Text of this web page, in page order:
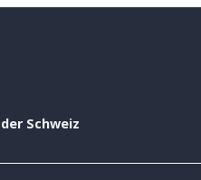
Schweiz